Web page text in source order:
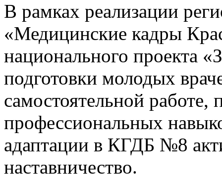
В рамках реализации
«Медицинские кадры
национального проекта
подготовки молодых
самостоятельной
профессиональных
адаптации в КГДБ №8
наставничество.